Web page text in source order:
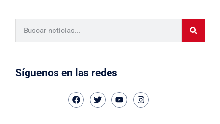
Síguenos en las redes